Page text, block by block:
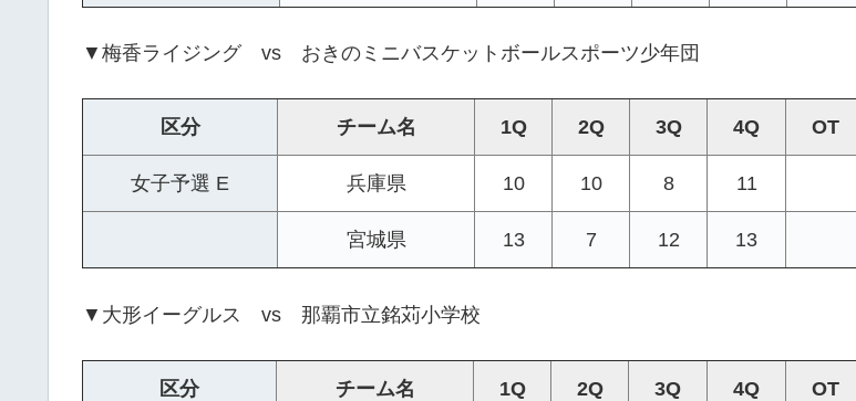
▼梅香ライジング vs おきのミニバスケットボールスポーツ少年団
区分 チーム名 1Q 2Q 3Q 4Q OT
女子予選 E 兵庫県 10 10 8 11
宮城県 13 7 12 13
▼大形イーグルス vs 那覇市立銘苅小学校
区分 チーム名 1Q 2Q 3Q 4Q OT